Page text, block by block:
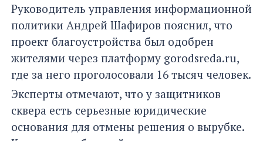
Руководитель управления информационной
политики Андрей Шафиров пояснил, что
проект благоустройства был одобрен
жителями через платформу gorodsreda.ru,
где за него проголосовали 16 тысяч человек.
Эксперты отмечают, что у защитников
сквера есть серьезные юридические
основания для отмены решения о вырубке.